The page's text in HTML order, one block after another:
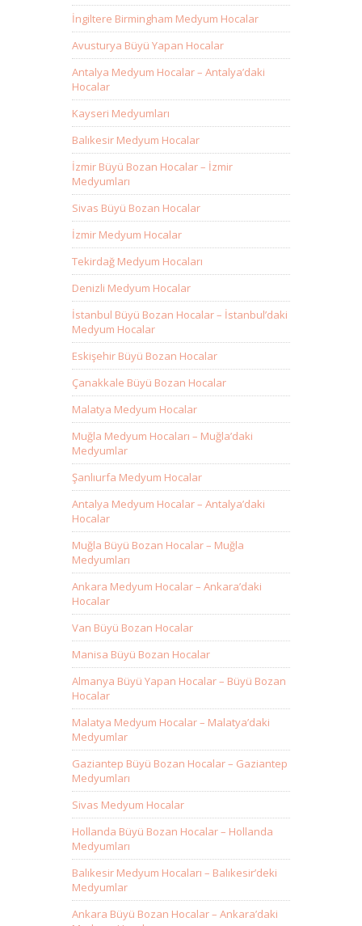
İngiltere Birmingham Medyum Hocalar
Avusturya Büyü Yapan Hocalar
Antalya Medyum Hocalar – Antalya’daki
Hocalar
Kayseri Medyumları
Balıkesir Medyum Hocalar
İzmir Büyü Bozan Hocalar – İzmir
Medyumları
Sivas Büyü Bozan Hocalar
İzmir Medyum Hocalar
Tekirdağ Medyum Hocaları
Denizli Medyum Hocalar
İstanbul Büyü Bozan Hocalar – İstanbul’daki
Medyum Hocalar
Eskişehir Büyü Bozan Hocalar
Çanakkale Büyü Bozan Hocalar
Malatya Medyum Hocalar
Muğla Medyum Hocaları – Muğla’daki
Medyumlar
Şanlıurfa Medyum Hocalar
Antalya Medyum Hocalar – Antalya’daki
Hocalar
Muğla Büyü Bozan Hocalar – Muğla
Medyumları
Ankara Medyum Hocalar – Ankara’daki
Hocalar
Van Büyü Bozan Hocalar
Manisa Büyü Bozan Hocalar
Almanya Büyü Yapan Hocalar – Büyü Bozan
Hocalar
Malatya Medyum Hocalar – Malatya’daki
Medyumlar
Gaziantep Büyü Bozan Hocalar – Gaziantep
Medyumları
Sivas Medyum Hocalar
Hollanda Büyü Bozan Hocalar – Hollanda
Medyumları
Balıkesir Medyum Hocaları – Balıkesir’deki
Medyumlar
Ankara Büyü Bozan Hocalar – Ankara’daki